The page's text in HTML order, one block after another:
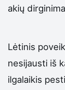
akių
Lėtinis
nesijausti iš
ilgalaikis